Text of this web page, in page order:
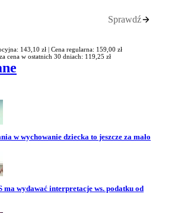
Sprawdź
143,10 zł | Cena regularna: 159,00 zł
cena w ostatnich 30 dniach: 119,25 zł
w wychowanie dziecka to jeszcze za mało
wydawać interpretacje ws. podatku od